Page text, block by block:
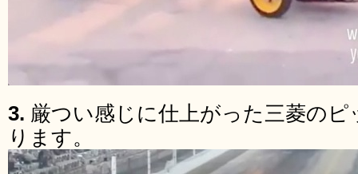
3. 厳つい感じに仕上がった三菱の
ります。